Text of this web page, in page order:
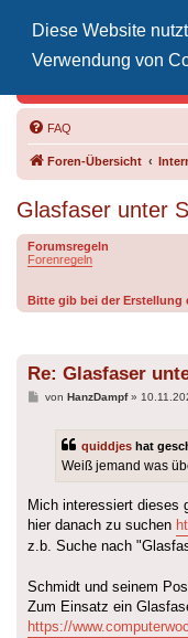
Diese Website
Verwendung von
FAQ
Foren-Übersicht
Glasfaser unter
Forumsregeln
Forenregeln
Bitte gib bei der Erstellung
Re: Glasfaser
Beitrag
von HanzDampf»
quiddjes hat
Weiß jemand was
Mich interessiert dieses
hier danach zu suchen
z.b. Suche nach
Schmidt und seinem
Zum Einsatz ein
https://